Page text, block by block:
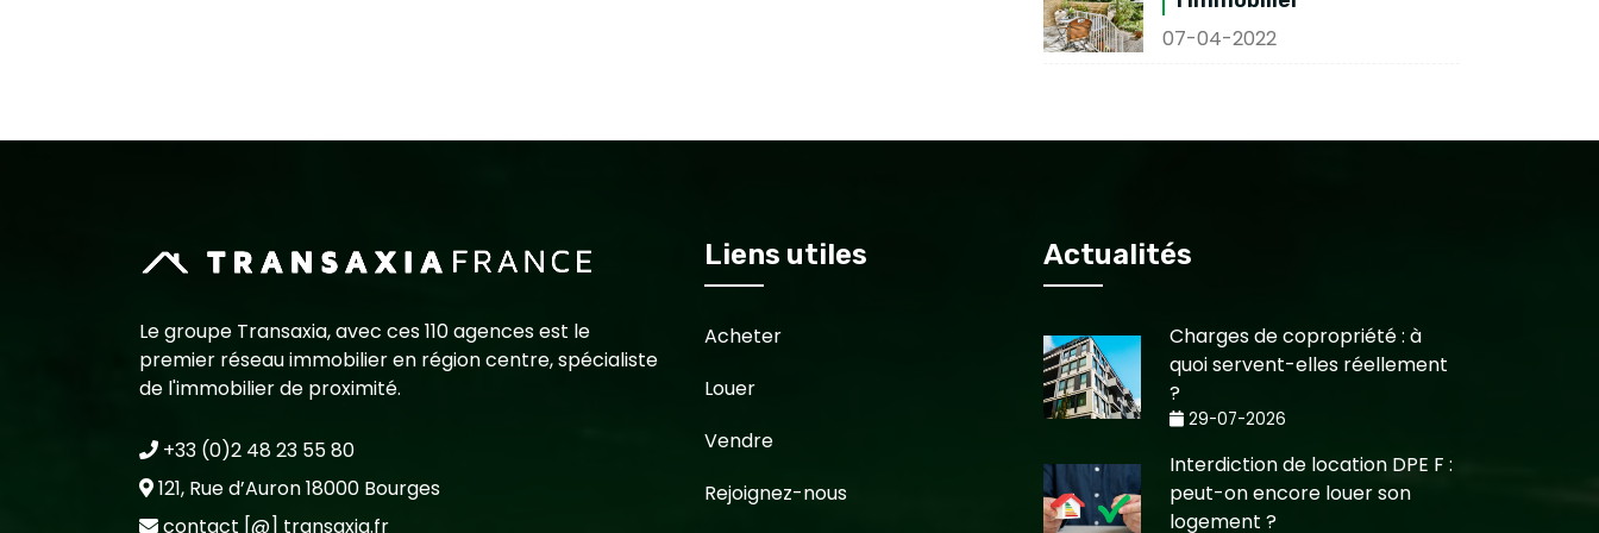
07-04-2022
Le groupe Transaxia, avec ces 110 agences est le
premier réseau immobilier en région centre, spécialiste
de l'immobilier de proximité.
+33 (0)2 48 23 55 80
121, Rue d’Auron 18000 Bourges
contact [@] transaxia.fr
Liens utiles
Acheter
Louer
Vendre
Rejoignez-nous
Actualités
Charges de copropriété : à
quoi servent-elles réellement
?
29-07-2026
Interdiction de location DPE F :
peut-on encore louer son
logement ?